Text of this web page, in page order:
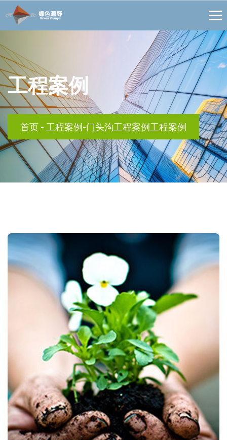
工程案例
首页 - 工程案例-门头沟工程案例工程案例